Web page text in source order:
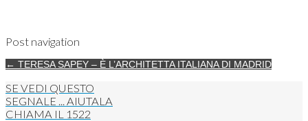
Post navigation
← TERESA SAPEY – È L’ARCHITETTA ITALIANA DI MADRID
SE VEDI QUESTO
SEGNALE ... AIUTALA
CHIAMA IL 1522